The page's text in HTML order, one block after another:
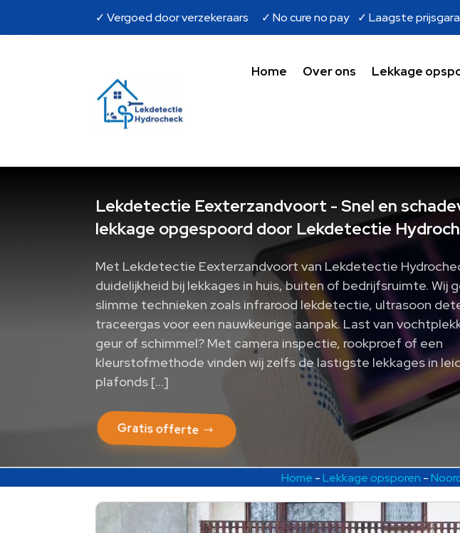
✓ Vergoed door verzekeraars ✓ No cure no pay ✓ Laagste
Home Over ons Lekkage
Lekdetectie Eexterzandvoort - Snel en
lekkage opgespoord door Lekdetectie
Met Lekdetectie Eexterzandvoort van Lekdetectie
duidelijkheid bij lekkages in huis, buiten of bedrijfsruimte.​ Wij
slimme technieken zoals infrarood lekdetectie, ultrasoon
traceergas voor een nauwkeurige aanpak.​ Last van
geur of schimmel? Met camera inspectie, rookproef of een
kleurstofmethode vinden wij zelfs de lastigste lekkages in
plafonds […]
Gratis offerte
Home -Lekkage opsporen -